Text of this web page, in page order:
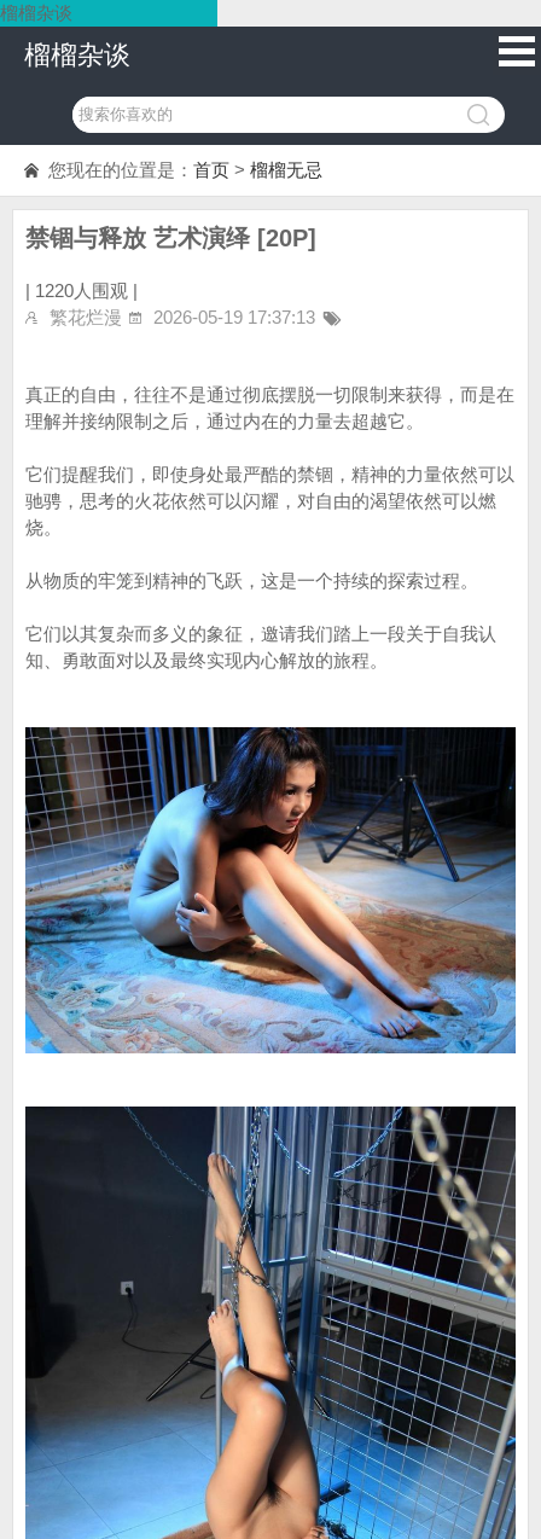
榴榴杂谈
榴榴杂谈
您现在的位置是： 首页 > 榴榴无忌
禁锢与释放 艺术演绎 [20P]
| 1220人围观 |
繁花烂漫
2026-05-19 17:37:13
真正的自由，往往不是通过彻底摆脱一切限制来获得，而是在
理解并接纳限制之后，通过内在的力量去超越它。
它们提醒我们，即使身处最严酷的禁锢，精神的力量依然可以
驰骋，思考的火花依然可以闪耀，对自由的渴望依然可以燃
烧。
从物质的牢笼到精神的飞跃，这是一个持续的探索过程。
它们以其复杂而多义的象征，邀请我们踏上一段关于自我认
知、勇敢面对以及最终实现内心解放的旅程。